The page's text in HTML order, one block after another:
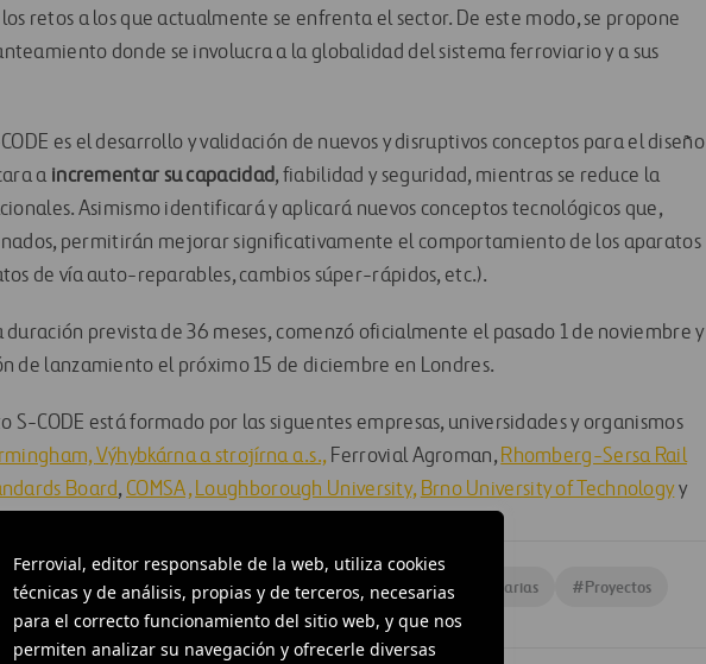
Ferrovial, editor responsable de la web, utiliza cookies
técnicas y de análisis, propias y de terceros, necesarias
para el correcto funcionamiento del sitio web, y que nos
permiten analizar su navegación y ofrecerle diversas
retos a los que actualmente se enfrenta el sector. De este modo, se propone
donde se involucra a la globalidad del sistema ferroviario y a sus
es el desarrollo y validación de nuevos y disruptivos conceptos para el diseño
a incrementar su capacidad, fiabilidad y seguridad, mientras se reduce la
Asimismo identificará y aplicará nuevos conceptos tecnológicos que,
permitirán mejorar significativamente el comportamiento de los aparatos
de vía auto-reparables, cambios súper-rápidos, etc.).
prevista de 36 meses, comenzó oficialmente el pasado 1 de noviembre y
de lanzamiento el próximo 15 de diciembre en Londres.
S-CODE está formado por las siguentes empresas, universidades y organismos
Výhybkárna a strojírna a.s.,Ferrovial Agroman,Rhomberg-Sersa Rail
Board, COMSA, Loughborough University, Brno University of Technologyy
operativa #Informática # Innovación # Operaciones ferroviarias #Proyectos
y salud #Ferrovial Construcción